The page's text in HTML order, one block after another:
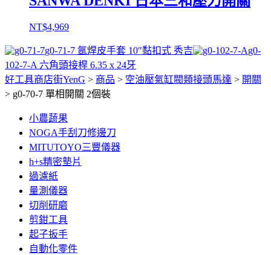
NT$4,969
g0-71-7 氬焊皮手套 10″黏扣式 秀吉
g0-
102-7-A 六角頭接桿 6.35 x 24牙
好工具商店街YenG > 商品 > 空油壓氣缸閥類接頭馬達 > 開關
> g0-70-7 單相開關 2個裝
小農蔬果
NOGA手刮刀修邊刀
MITUTOYO三豐儀器
h+s精密墊片
過濾紙
量測儀器
切削研磨
剪鉗工具
起子扳手
自動化零件